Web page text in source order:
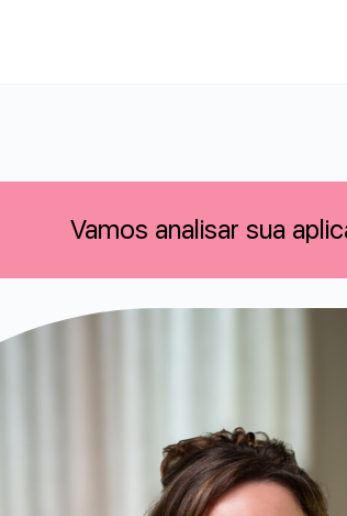
Vamos analisar sua